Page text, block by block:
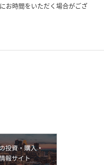
お時間をいただく場合がござ